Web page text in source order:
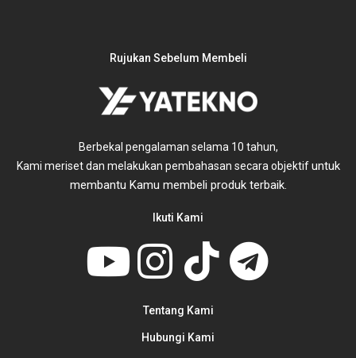
Rujukan Sebelum Membeli
Berbekal pengalaman selama 10 tahun,
Kami meriset dan melakukan pembahasan secara objektifuntuk
membantu Kamu membeli produk terbaik.
Ikuti Kami
Tentang Kami
Hubungi Kami